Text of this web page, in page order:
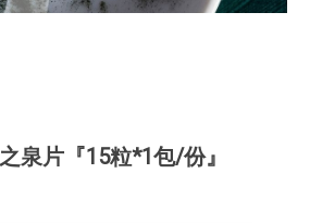
泉片『15粒*1包/份』